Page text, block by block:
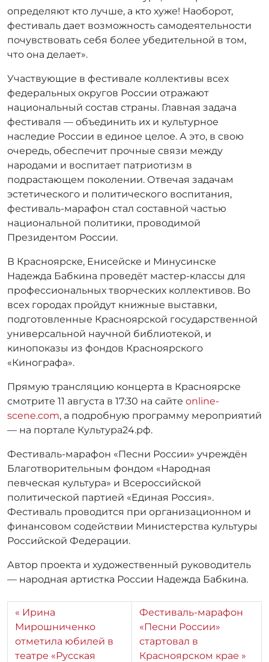
определяют кто лучше, а кто хуже! Наоборот,
фестиваль дает возможность самодеятельности
почувствовать себя более убедительной в том,
что она делает».
Участвующие в фестивале коллективы всех
федеральных округов России отражают
национальный состав страны. Главная задача
фестиваля — объединить их и культурное
наследие России в единое целое. А это, в свою
очередь, обеспечит прочные связи между
народами и воспитает патриотизм в
подрастающем поколении. Отвечая задачам
эстетического и политического воспитания,
фестиваль-марафон стал составной частью
национальной политики, проводимой
Президентом России.
В Красноярске, Енисейске и Минусинске
Надежда Бабкина проведёт мастер-классы для
профессиональных творческих коллективов. Во
всех городах пройдут книжные выставки,
подготовленные Красноярской государственной
универсальной научной библиотекой, и
кинопоказы из фондов Красноярского
«Кинографа».
Прямую трансляцию концерта в Красноярске
смотрите 11 августа в 17:30 на сайте online-
scene.com, а подробную программу мероприятий
— на портале Культура24.рф.
Фестиваль-марафон «Песни России» учреждён
Благотворительным фондом «Народная
певческая культура» и Всероссийской
политической партией «Единая Россия».
Фестиваль проводится при организационном и
финансовом содействии Министерства культуры
Российской Федерации.
Автор проекта и художественный руководитель
— народная артистка России Надежда Бабкина.
Ирина
Мирошниченко
отметила юбилей в
театре «Русская
Фестиваль-марафон
«Песни России»
стартовал в
Красноярском крае